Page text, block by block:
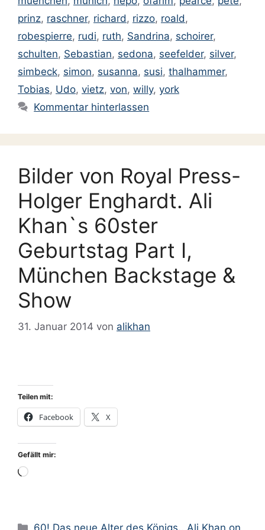
prinz, raschner, richard, rizzo, roald,
robespierre, rudi, ruth, Sandrina, schoirer,
schulten, Sebastian, sedona, seefelder, silver,
simbeck, simon, susanna, susi, thalhammer,
Tobias, Udo, vietz, von, willy, york
Kommentar hinterlassen
Bilder von Royal Press-
Holger Enghardt. Ali
Khan`s 60ster
Geburtstag Part I,
München Backstage &
Show
31. Januar 2014 von alikhan
Teilen mit:
Facebook X
Gefällt mir:
Wird
Kategorien